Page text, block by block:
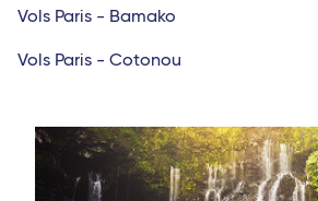
Vols Paris - Bamako
Vols Paris - Cotonou